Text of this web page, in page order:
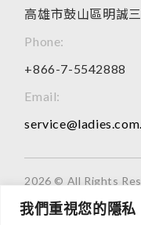
我們重視您的隱私
高雄市鼓山區明誠
Phone:
+866-7-5542888
Email:
2026 © All Rights
網頁所有產品介紹，僅